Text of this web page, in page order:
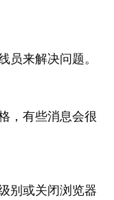
来解决问题。
，有些消息会很
别或关闭浏览器